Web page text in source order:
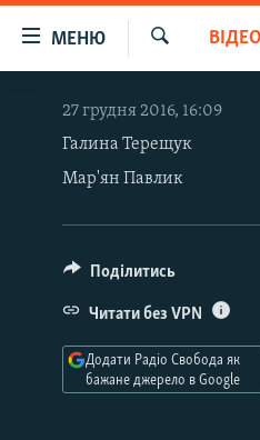
Доступність
посилання
основного
матеріалу
основної
Перейти
МЕНЮ
РАДІО СВОБОДА – 70 РОКІВ
ВСЕ ЗА ДОБУ
СТАТТІ
ПОЛІТИКА
ЕКОНОМІКА
ВІЙНА
РОСІЙСЬКА «ФІЛЬТРАЦІЯ»
ДОНБАС.РЕАЛІЇ
КРИМ.РЕАЛІЇ
ВІДЕО
27 грудня 2016, 16:09
Галина Терещук
Мар'ян Павлик
Поділитись
Читати без VPN
Додати Радіо Свобода як
бажане джерело в Google